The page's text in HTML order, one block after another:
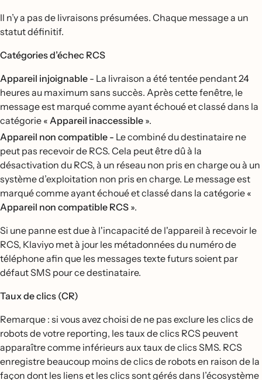
Il n’y a pas de livraisons présumées. Chaque message a un
statut définitif.
Catégories d’échec RCS
Appareil injoignable - La livraison a été tentée pendant 24
heures au maximum sans succès. Après cette fenêtre, le
message est marqué comme ayant échoué et classé dans la
catégorie « Appareil inaccessible ».
Appareil non compatible - Le combiné du destinataire ne
peut pas recevoir de RCS. Cela peut être dû à la
désactivation du RCS, à un réseau non pris en charge ou à un
système d’exploitation non pris en charge. Le message est
marqué comme ayant échoué et classé dans la catégorie «
Appareil non compatible RCS ».
Si une panne est due à l'incapacité de l'appareil à recevoir le
RCS, Klaviyo met à jour les métadonnées du numéro de
téléphone afin que les messages texte futurs soient par
défaut SMS pour ce destinataire.
Taux de clics (CR)
Remarque : si vous avez choisi de ne pas exclure les clics de
robots de votre reporting, les taux de clics RCS peuvent
apparaître comme inférieurs aux taux de clics SMS. RCS
enregistre beaucoup moins de clics de robots en raison de la
façon dont les liens et les clics sont gérés dans l’écosystème